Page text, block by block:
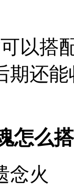
以搭
期还
怎么
念火